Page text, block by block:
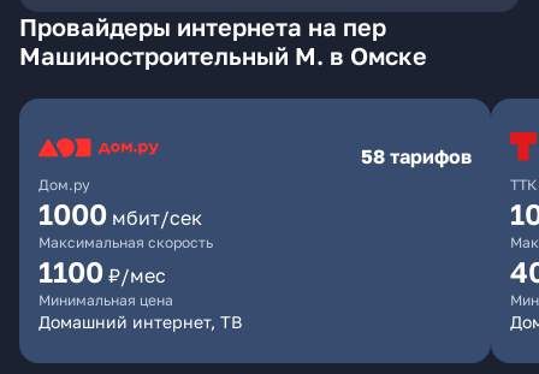
Провайдеры интернета на пер
Машиностроительный М. в Омске
Дом.ру
58 тарифов
1000 мбит/сек
Максимальная скорость
1100 ₽/мес
Минимальная цена
Домашний интернет, ТВ
ТТК